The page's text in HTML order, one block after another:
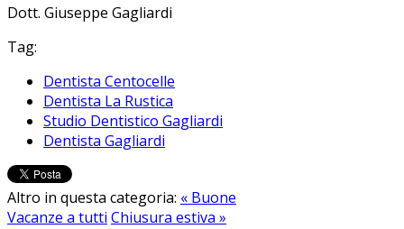
Dott. Giuseppe Gagliardi
Tag:
Dentista Centocelle
Dentista La Rustica
Studio Dentistico Gagliardi
Dentista Gagliardi
Altro in questa categoria: « Buone
Vacanze a tutti Chiusura estiva »